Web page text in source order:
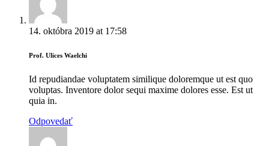
14. októbra 2019 at 17:58
Prof. Ulices Waelchi
Id repudiandae voluptatem similique doloremque ut est quo
voluptas. Inventore dolor sequi maxime dolores esse. Est ut
quia in.
Odpovedať